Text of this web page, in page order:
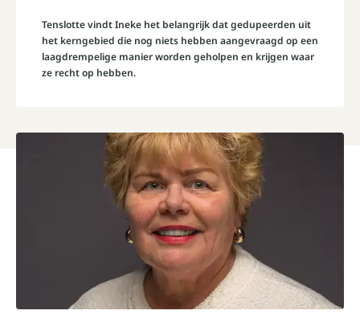
Tenslotte vindt Ineke het belangrijk dat gedupeerden uit
het kerngebied die nog niets hebben aangevraagd op een
laagdrempelige manier worden geholpen en krijgen waar
ze recht op hebben.